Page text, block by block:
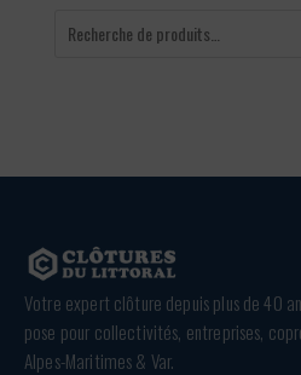
Votre expert clôture depuis plus de 40
pose pour collectivités, entreprises,
Alpes-Maritimes & Var.